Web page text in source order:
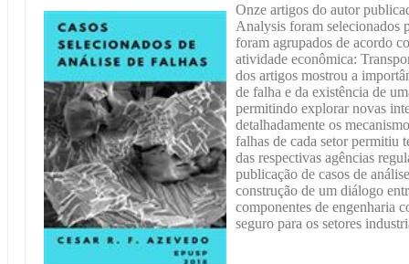
Onze artigos do autor
Analysis foram selecionados
foram agrupados de acordo
atividade econômica:
dos artigos mostrou a
de falha e da existência de
permitindo explorar novas
detalhadamente os
falhas de cada setor permitiu
das respectivas agências
publicação de casos de
construção de um diálogo
componentes de engenharia
seguro para os setores